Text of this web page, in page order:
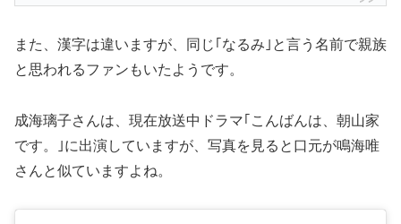
また、漢字は違いますが、同じ｢なるみ｣と言う名前で親族
と思われるファンもいたようです。
成海璃子さんは、現在放送中ドラマ｢こんばんは、朝山家
です。｣に出演していますが、写真を見ると口元が鳴海唯
さんと似ていますよね。